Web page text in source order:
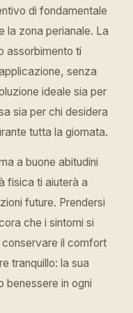
di fondamentale
la zona perianale. La
assorbimento ti
senza
ideale sia per
sia per chi desidera
tutta la giornata.
a buone abitudini
fisica ti aiuterà a
future. Prendersi
che i sintomi si
il comfort
tranquillo: la sua
benessere in ogni